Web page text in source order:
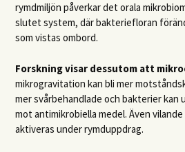
rymdmiljön påverkar det orala
slutet system, där bakteriefloran
som vistas ombord.
Forskning visar dessutom att
mikrogravitation kan bli mer
mer svårbehandlade och bakterier kan
mot antimikrobiella medel. Även
aktiveras under rymduppdrag.